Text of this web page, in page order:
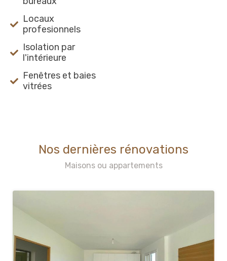
Locaux
profesionnels
Isolation par
l'intérieure
Fenêtres et baies
vitrées
Nos dernières rénovations
Maisons ou appartements